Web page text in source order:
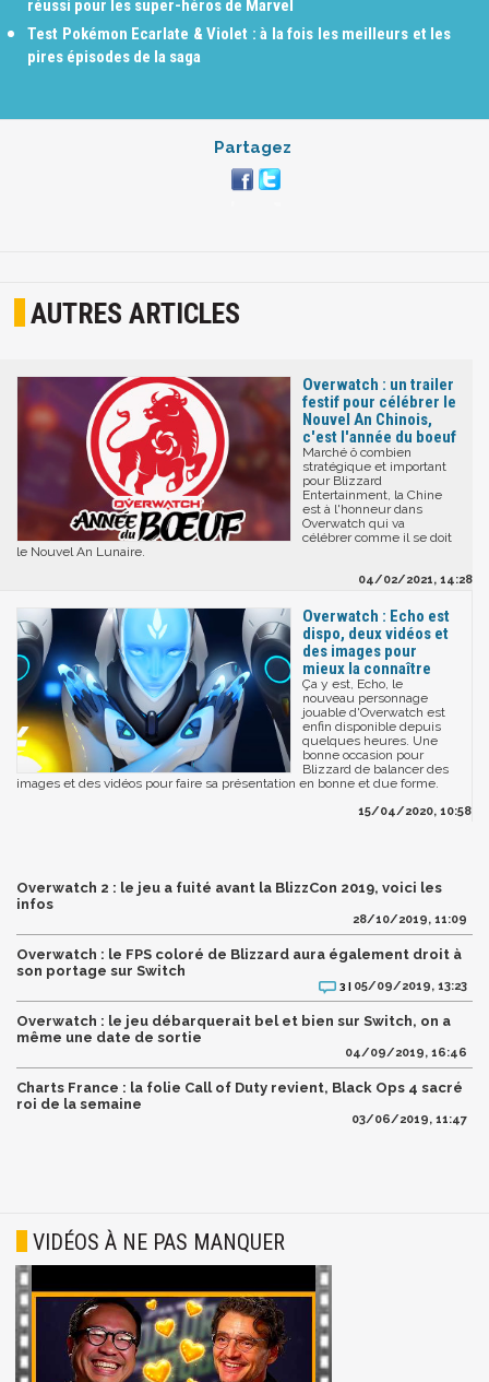
réussi pour les super-héros de Marvel
Test Pokémon Ecarlate & Violet : à la fois les meilleurs et les
pires épisodes de la saga
Partagez
AUTRES ARTICLES
Overwatch : un trailer
festif pour célébrer le
Nouvel An Chinois,
c'est l'année du boeuf
Marché ô combien
stratégique et important
pour Blizzard
Entertainment, la Chine
est à l'honneur dans
Overwatch qui va
célébrer comme il se doit
le Nouvel An Lunaire.
04/02/2021, 14:28
Overwatch : Echo est
dispo, deux vidéos et
des images pour
mieux la connaître
Ça y est, Echo, le
nouveau personnage
jouable d'Overwatch est
enfin disponible depuis
quelques heures. Une
bonne occasion pour
Blizzard de balancer des
images et des vidéos pour faire sa présentation en bonne et due forme.
15/04/2020, 10:58
Overwatch 2 : le jeu a fuité avant la BlizzCon 2019, voici les
infos
28/10/2019, 11:09
Overwatch : le FPS coloré de Blizzard aura également droit à
son portage sur Switch
3 | 05/09/2019, 13:23
Overwatch : le jeu débarquerait bel et bien sur Switch, on a
même une date de sortie
04/09/2019, 16:46
Charts France : la folie Call of Duty revient, Black Ops 4 sacré
roi de la semaine
03/06/2019, 11:47
VIDÉOS À NE PAS MANQUER